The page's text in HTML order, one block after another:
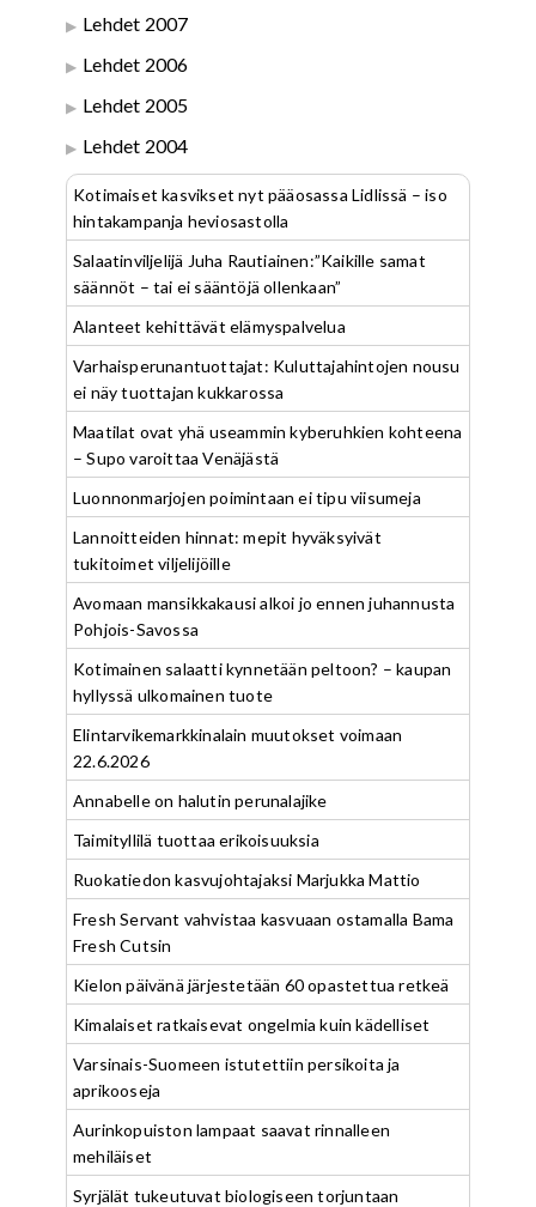
Lehdet 2007
Lehdet 2006
Lehdet 2005
Lehdet 2004
Kotimaiset kasvikset nyt pääosassa Lidlissä – iso
hintakampanja heviosastolla
Salaatinviljelijä Juha Rautiainen:”Kaikille samat
säännöt – tai ei sääntöjä ollenkaan”
Alanteet kehittävät elämyspalvelua
Varhaisperunantuottajat: Kuluttajahintojen nousu
ei näy tuottajan kukkarossa
Maatilat ovat yhä useammin kyberuhkien kohteena
– Supo varoittaa Venäjästä
Luonnonmarjojen poimintaan ei tipu viisumeja
Lannoitteiden hinnat: mepit hyväksyivät
tukitoimet viljelijöille
Avomaan mansikkakausi alkoi jo ennen juhannusta
Pohjois-Savossa
Kotimainen salaatti kynnetään peltoon? – kaupan
hyllyssä ulkomainen tuote
Elintarvikemarkkinalain muutokset voimaan
22.6.2026
Annabelle on halutin perunalajike
Taimityllilä tuottaa erikoisuuksia
Ruokatiedon kasvujohtajaksi Marjukka Mattio
Fresh Servant vahvistaa kasvuaan ostamalla Bama
Fresh Cutsin
Kielon päivänä järjestetään 60 opastettua retkeä
Kimalaiset ratkaisevat ongelmia kuin kädelliset
Varsinais-Suomeen istutettiin persikoita ja
aprikooseja
Aurinkopuiston lampaat saavat rinnalleen
mehiläiset
Syrjälät tukeutuvat biologiseen torjuntaan